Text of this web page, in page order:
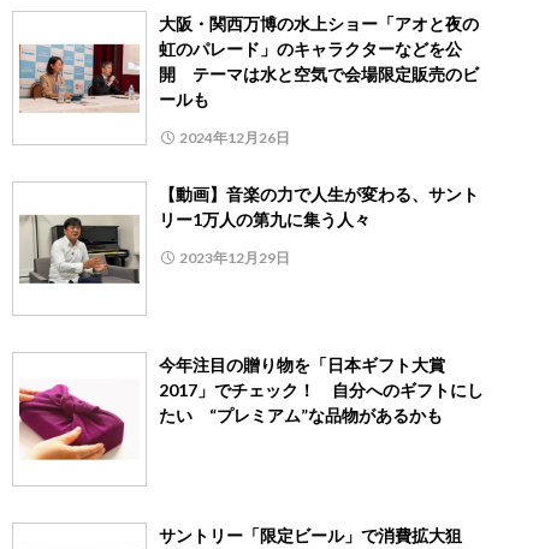
⼤阪・関⻄万博の水上ショー「アオと夜の
虹のパレード」のキャラクターなどを公
開 テーマは水と空気で会場限定販売のビ
ールも
2024年12月26日
【動画】音楽の力で人生が変わる、サント
リー1万人の第九に集う人々
2023年12月29日
今年注目の贈り物を「日本ギフト大賞
2017」でチェック！ 自分へのギフトにし
たい “プレミアム”な品物があるかも
サントリー「限定ビール」で消費拡大狙